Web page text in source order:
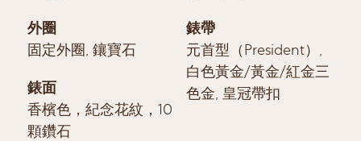
外圈
固定外圈, 鑲寶石
錶面
香檳色，紀念花紋，10
顆鑽石
錶帶
元首型（President）,
白色黃金/黃金/紅金三
色金, 皇冠帶扣